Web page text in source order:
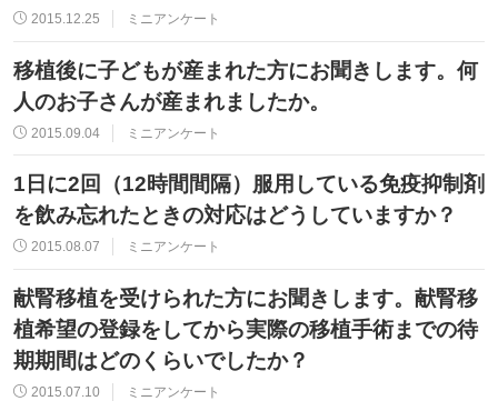
2015.12.25 ミニアンケート
移植後に子どもが産まれた方にお聞きします。何
人のお子さんが産まれましたか。
2015.09.04 ミニアンケート
1日に2回（12時間間隔）服用している免疫抑制剤
を飲み忘れたときの対応はどうしていますか？
2015.08.07 ミニアンケート
献腎移植を受けられた方にお聞きします。献腎移
植希望の登録をしてから実際の移植手術までの待
期期間はどのくらいでしたか？
2015.07.10 ミニアンケート